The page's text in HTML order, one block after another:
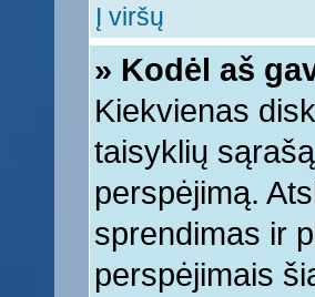
Į viršų
» Kodėl aš
Kiekvienas
taisyklių
perspėjimą.
sprendimas ir
perspėjimais